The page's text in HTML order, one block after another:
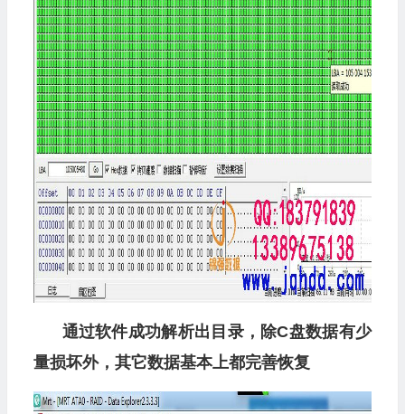
通过软件成功解析出目录，除C盘数据有少
量损坏外，其它数据基本上都完善恢复